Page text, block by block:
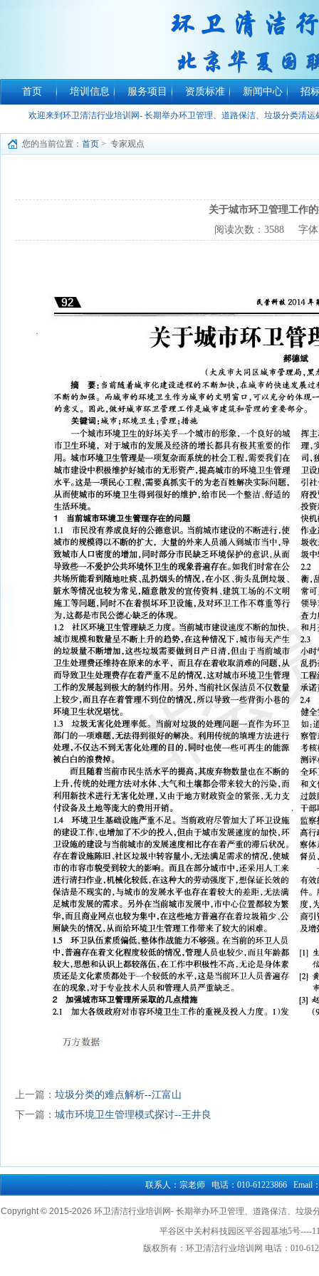
首页 培训信息 服务项目 资质标准 新闻中心 招
欢迎来到环卫清洁行业培训网- 长期举办环卫管理、道路保洁、垃圾分类清
您的当前位置： 首页 > 专家观点
关于城市环卫管理工作
阅读次数： 3588字体
上一篇： 垃圾分类的难点解析--江富山
下一篇： 城市环境卫生管理模式探讨--王井良
联系人：宗老师 电话：010-61223866 Email
Copyright © 2015-2026 环卫清洁行业培训网- 长期举办环卫管理、道路保洁、垃
平谷区中关村科技园区平谷园基地5号----
版权所有：环卫清洁行业培训网 电话：010-